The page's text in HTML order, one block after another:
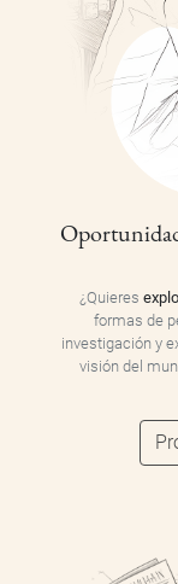
¿Quieres
formas de
investigación y
visión del